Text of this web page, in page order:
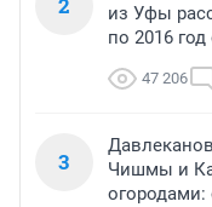
2
из Уфы
по 2016
47 206
3
Чишмы и